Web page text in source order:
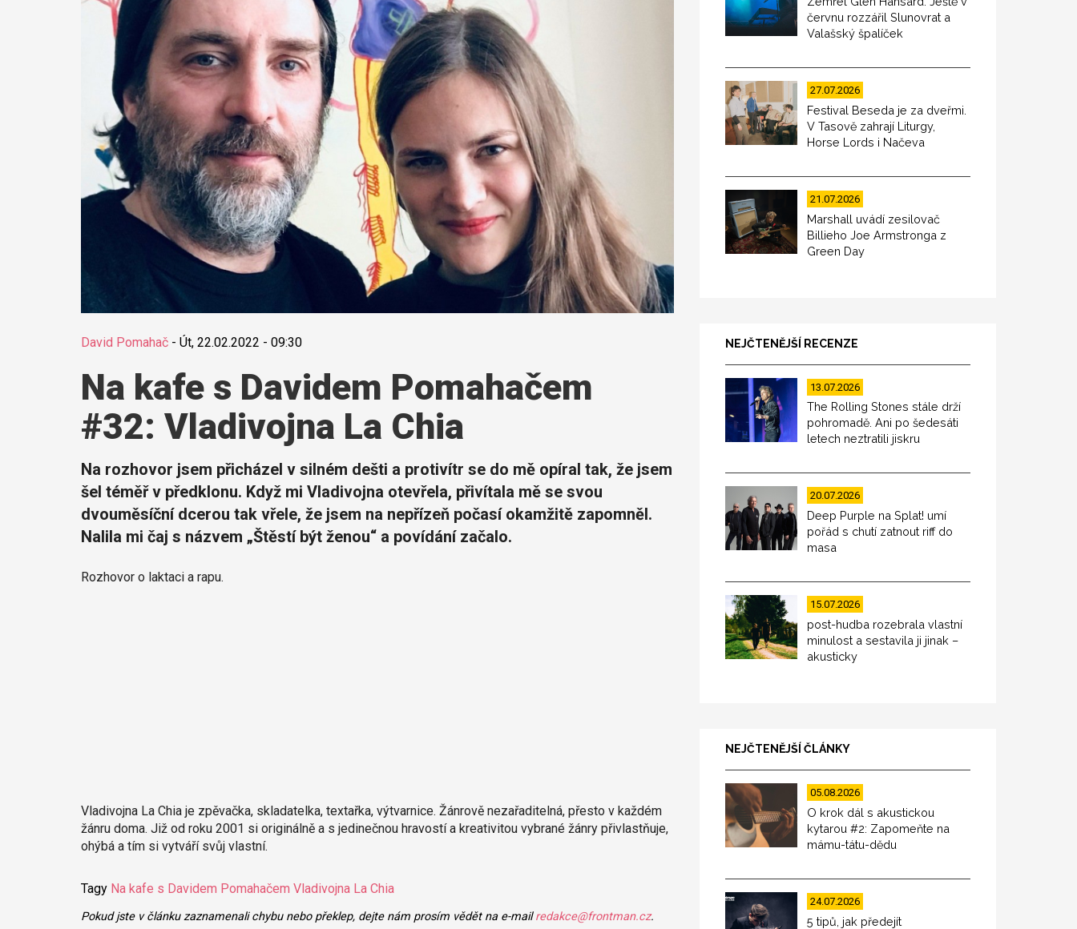
David Pomahač- Út, 22.02.2022 - 09:30
Na kafe s Davidem Pomahačem
#32: Vladivojna La Chia
Na rozhovor jsem přicházel v silném dešti a protivítr se do mě opíral tak, že jsem
šel téměř v předklonu. Když mi Vladivojna otevřela, přivítala mě se svou
dvouměsíční dcerou tak vřele, že jsem na nepřízeň počasí okamžitě zapomněl.
Nalila mi čaj s názvem „Štěstí být ženou“ a povídání začalo.
Rozhovor o laktaci a rapu.
Vladivojna La Chia je zpěvačka, skladatelka, textařka, výtvarnice. Žánrově nezařaditelná, přesto v každém
žánru doma. Již od roku 2001 si originálně a s jedinečnou hravostí a kreativitou vybrané žánry přivlastňuje,
ohýbá a tím si vytváří svůj vlastní.
Tagy Na kafe s Davidem Pomahačem Vladivojna La Chia
Pokud jste v článku zaznamenali chybu nebo překlep, dejte nám prosím vědět na e-mailredakce@frontman.cz.
červnu rozzářil Slunovrat a
Valašský špalíček
27.07.2026
Festival Beseda je za dveřmi.
V Tasově zahrají Liturgy,
Horse Lords i Načeva
21.07.2026
Marshall uvádí zesilovač
Billieho Joe Armstronga z
Green Day
NEJČTENĚJŠÍ RECENZE
13.07.2026
The Rolling Stones stále drží
pohromadě. Ani po šedesáti
letech neztratili jiskru
20.07.2026
Deep Purple na Splat! umí
pořád s chutí zatnout riff do
masa
15.07.2026
post-hudba rozebrala vlastní
minulost a sestavila ji jinak –
akusticky
NEJČTENĚJŠÍ ČLÁNKY
05.08.2026
O krok dál s akustickou
kytarou #2: Zapomeňte na
mámu-tátu-dědu
24.07.2026
5 tipů, jak předejít